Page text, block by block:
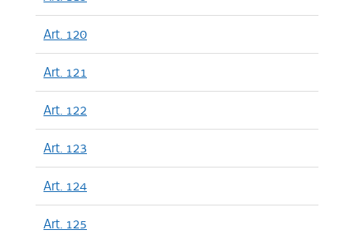
Art. 120
Art. 121
Art. 122
Art. 123
Art. 124
Art. 125